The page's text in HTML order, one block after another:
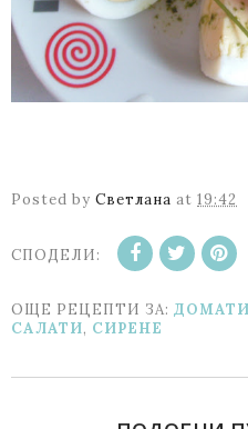
Posted by Светлана at 19:42
СПОДЕЛИ:
ОЩЕ РЕЦЕПТИ ЗА: ДОМАТИ
САЛАТИ, СИРЕНЕ